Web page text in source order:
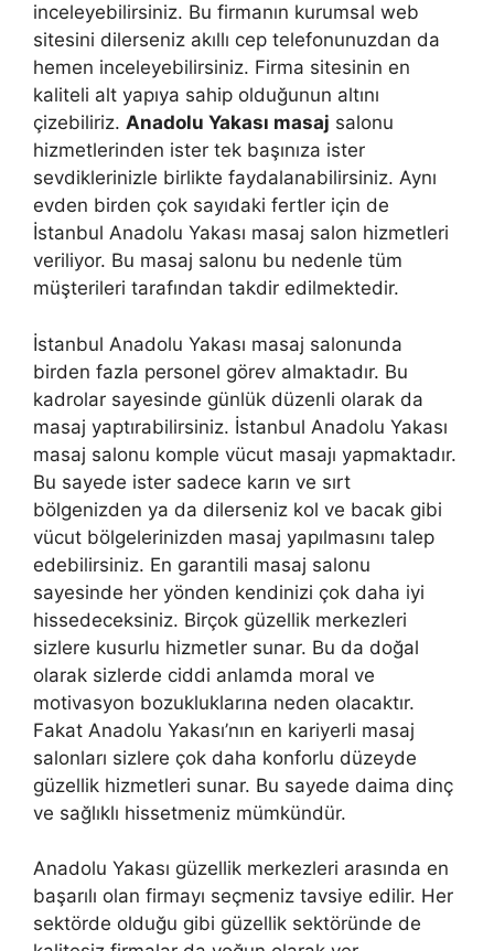
inceleyebilirsiniz. Bu firmanın kurumsal web
sitesini dilerseniz akıllı cep telefonunuzdan da
hemen inceleyebilirsiniz. Firma sitesinin en
kaliteli alt yapıya sahip olduğunun altını
çizebiliriz. Anadolu Yakası masaj salonu
hizmetlerinden ister tek başınıza ister
sevdiklerinizle birlikte faydalanabilirsiniz. Aynı
evden birden çok sayıdaki fertler için de
İstanbul Anadolu Yakası masaj salon hizmetleri
veriliyor. Bu masaj salonu bu nedenle tüm
müşterileri tarafından takdir edilmektedir.
İstanbul Anadolu Yakası masaj salonunda
birden fazla personel görev almaktadır. Bu
kadrolar sayesinde günlük düzenli olarak da
masaj yaptırabilirsiniz. İstanbul Anadolu Yakası
masaj salonu komple vücut masajı yapmaktadır.
Bu sayede ister sadece karın ve sırt
bölgenizden ya da dilerseniz kol ve bacak gibi
vücut bölgelerinizden masaj yapılmasını talep
edebilirsiniz. En garantili masaj salonu
sayesinde her yönden kendinizi çok daha iyi
hissedeceksiniz. Birçok güzellik merkezleri
sizlere kusurlu hizmetler sunar. Bu da doğal
olarak sizlerde ciddi anlamda moral ve
motivasyon bozukluklarına neden olacaktır.
Fakat Anadolu Yakası’nın en kariyerli masaj
salonları sizlere çok daha konforlu düzeyde
güzellik hizmetleri sunar. Bu sayede daima dinç
ve sağlıklı hissetmeniz mümkündür.
Anadolu Yakası güzellik merkezleri arasında en
başarılı olan firmayı seçmeniz tavsiye edilir. Her
sektörde olduğu gibi güzellik sektöründe de